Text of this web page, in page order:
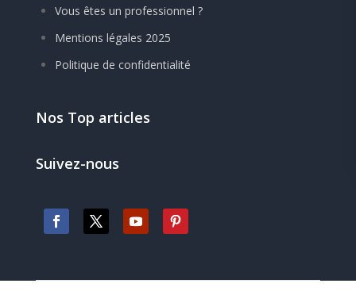
Vous êtes un professionnel ?
Mentions légales 2025
Politique de confidentialité
Nos Top articles
Suivez-nous